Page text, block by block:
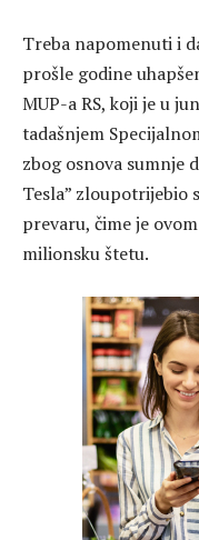
Treba napomenuti i
prošle godine
MUP-a RS, koji je u
tadašnjem
zbog osnova sumnje
Tesla” zloupotrijebio
prevaru, čime je
milionsku štetu.